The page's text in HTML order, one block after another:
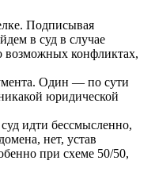
Подписывая
в суд в случае
конфликтах,
Один — по сути
юридической
идти бессмысленно,
нет, устав
при схеме 50/50,